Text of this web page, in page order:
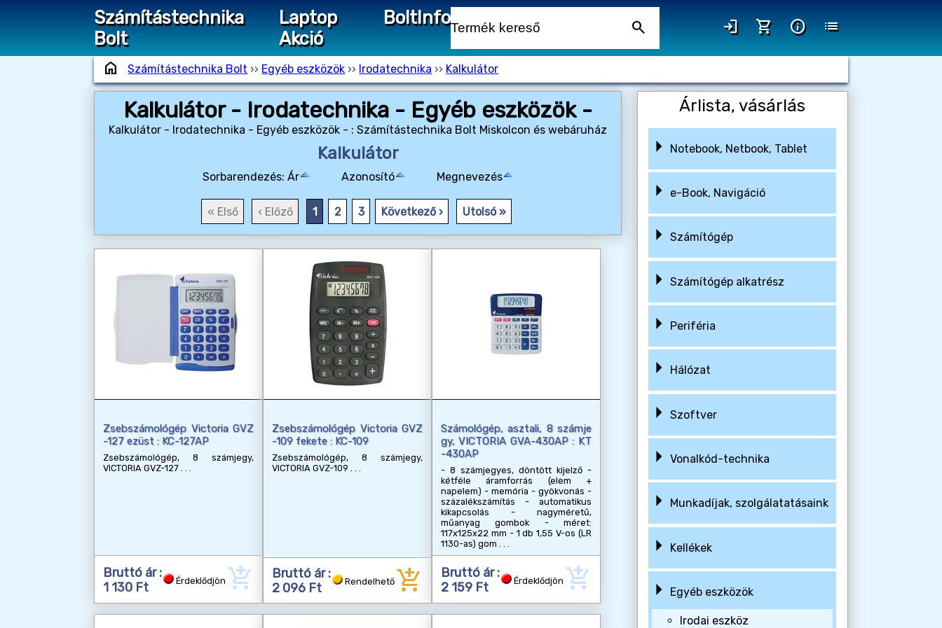
Számítástechnika
Bolt
Laptop
Akció
BoltInfo search login shopping_cart info list
home Számítástechnika Bolt ›› Egyéb eszközök ›› Irodatechnika ›› Kalkulátor
Kalkulátor - Irodatechnika - Egyéb eszközök -
Kalkulátor - Irodatechnika - Egyéb eszközök - : Számítástechnika Bolt Miskolcon és webáruház
Kalkulátor
Sorbarendezés: Ár Azonosító Megnevezés
« Első ‹ Előző 1 2 3 Következő › Utolsó »
Zsebszámológép Victoria GVZ
-127 ezüst : KC-127AP
Zsebszámológép, 8 számjegy,
VICTORIA GVZ-127
Bruttó ár :
1 130 Ft
Érdeklődjön add_shopping_cart
Zsebszámológép Victoria GVZ
-109 fekete : KC-109
Zsebszámológép, 8 számjegy,
VICTORIA GVZ-109
Bruttó ár :
2 096 Ft
Rendelhető add_shopping_cart
Számológép, asztali, 8 számje
gy, VICTORIA GVA-430AP : KT
-430AP
- 8 számjegyes, döntött kijelző -
kétféle áramforrás (elem +
napelem) - memória - gyökvonás -
százalékszámítás - automatikus
kikapcsolás - nagyméretű,
műanyag gombok - méret:
117x125x22 mm - 1 db 1,55 V-os (LR
1130-as) gom
Bruttó ár :
2 159 Ft
Érdeklődjön add_shopping_cart
Árlista, vásárlás
Notebook, Netbook, Tablet
e-Book, Navigáció
Számítógép
Számítógép alkatrész
Periféria
Hálózat
Szoftver
Vonalkód-technika
Munkadíjak, szolgálatatásaink
Kellékek
Egyéb eszközök
Irodai eszköz